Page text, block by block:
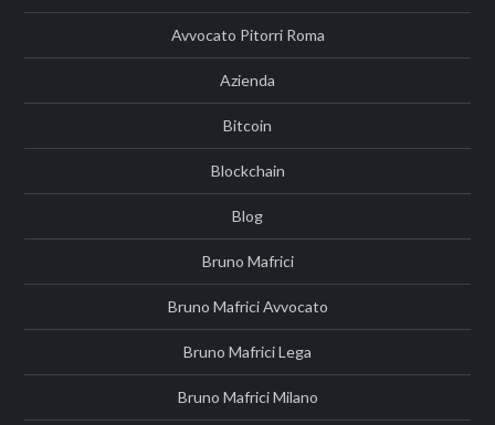
Avvocato Pitorri Roma
Azienda
Bitcoin
Blockchain
Blog
Bruno Mafrici
Bruno Mafrici Avvocato
Bruno Mafrici Lega
Bruno Mafrici Milano